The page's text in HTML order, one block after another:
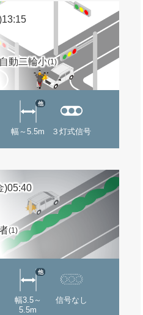
動二輪小(1)
幅～5.5m
他
３灯式信号
)05:40
(1)
幅3.5～
5.5m
他
信号なし